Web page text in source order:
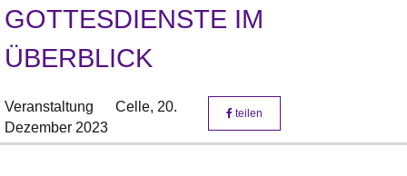
GOTTESDIENSTE IM
ÜBERBLICK
Veranstaltung Celle, 20.
Dezember 2023
teilen